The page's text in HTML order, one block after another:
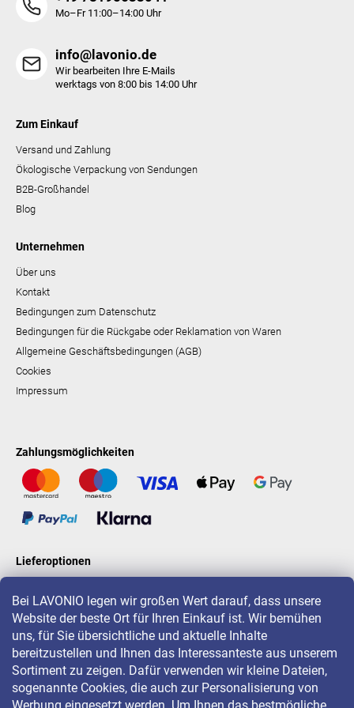
Bei LAVONIO legen wir großen Wert darauf, dass unsere
Website der beste Ort für Ihren Einkauf ist. Wir bemühen
uns, für Sie übersichtliche und aktuelle Inhalte
bereitzustellen und Ihnen das Interessanteste aus unserem
Sortiment zu zeigen. Dafür verwenden wir kleine Dateien,
sogenannte Cookies, die auch zur Personalisierung von
Mo–Fr 11:00–14:00 Uhr
info@lavonio.de
Wir bearbeiten Ihre E-Mails
werktags von 8:00 bis 14:00 Uhr
Zum Einkauf
Versand und Zahlung
Ökologische Verpackung von Sendungen
B2B-Großhandel
Blog
Unternehmen
Über uns
Kontakt
Bedingungen zum Datenschutz
Bedingungen für die Rückgabe oder Reklamation von Waren
Allgemeine Geschäftsbedingungen (AGB)
Cookies
Impressum
Zahlungsmöglichkeiten
Lieferoptionen
LAVONIO in der Welt